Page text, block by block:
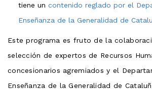
tiene un contenido reglado por el
Enseñanza de la Generalidad de
Este programa es fruto de la
selección de expertos de Recursos
concesionarios agremiados y el
Enseñanza de la Generalidad de